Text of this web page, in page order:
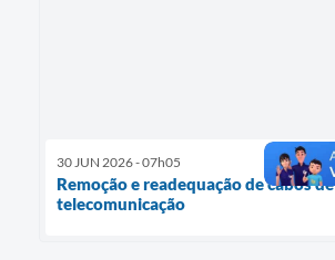
30 JUN 2026 - 07h05
Remoção e readequação de cabos de
telecomunicação